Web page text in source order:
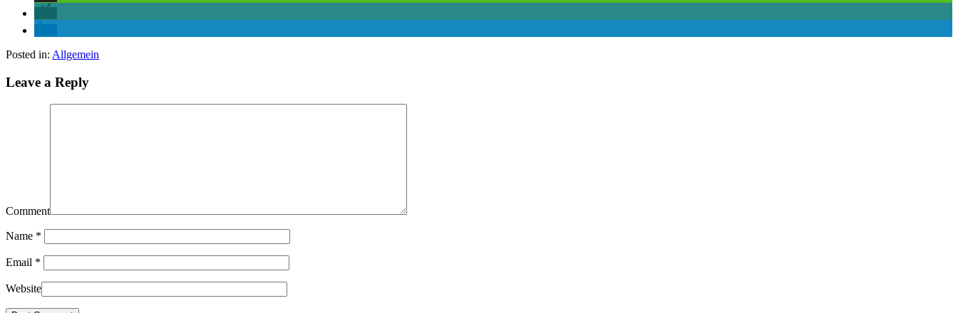
Posted in: Allgemein
Leave a Reply
Comment
Name *
Email *
Website